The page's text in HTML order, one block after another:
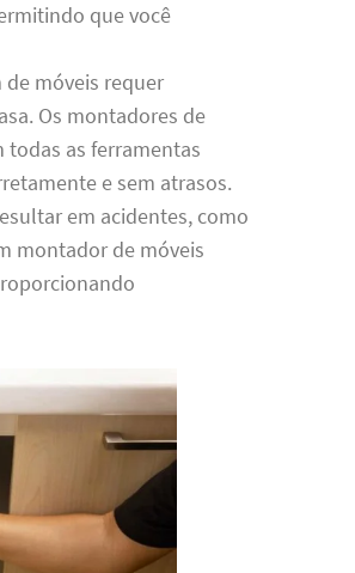
que você
de móveis requer
Os montadores de
todas as ferramentas
e sem atrasos.
em acidentes, como
montador de móveis